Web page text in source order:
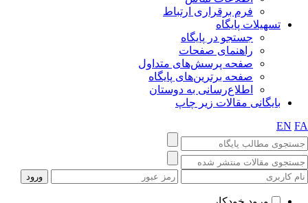
فرم برقراری ارتباط
تسهیلات پایگاه
جستجو در پایگاه
راهنمای صفحات
صفحه پرسش‌های متداول
صفحه برترین‌های پایگاه
اطلاع‌رسانی به دوستان
بایگانی مقالات زیر چاپ
EN